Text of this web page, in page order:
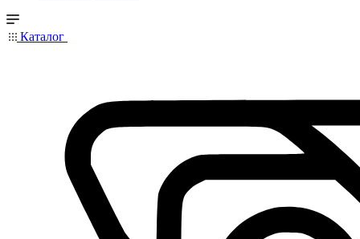
Каталог